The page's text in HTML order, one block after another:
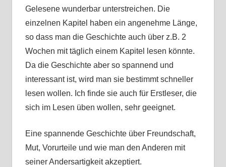
Gelesene wunderbar unterstreichen. Die
einzelnen Kapitel haben ein angenehme Länge,
so dass man die Geschichte auch über z.B. 2
Wochen mit täglich einem Kapitel lesen könnte.
Da die Geschichte aber so spannend und
interessant ist, wird man sie bestimmt schneller
lesen wollen. Ich finde sie auch für Erstleser, die
sich im Lesen üben wollen, sehr geeignet.
Eine spannende Geschichte über Freundschaft,
Mut, Vorurteile und wie man den Anderen mit
seiner Andersartigkeit akzeptiert.